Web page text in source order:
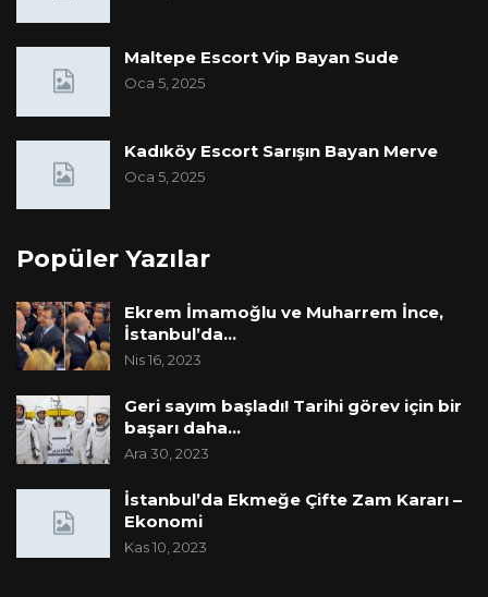
Maltepe Escort Vip Bayan Sude
Oca 5, 2025
Kadıköy Escort Sarışın Bayan Merve
Oca 5, 2025
Popüler Yazılar
Ekrem İmamoğlu ve Muharrem İnce,
İstanbul’da…
Nis 16, 2023
Geri sayım başladı! Tarihi görev için bir
başarı daha…
Ara 30, 2023
İstanbul’da Ekmeğe Çifte Zam Kararı –
Ekonomi
Kas 10, 2023